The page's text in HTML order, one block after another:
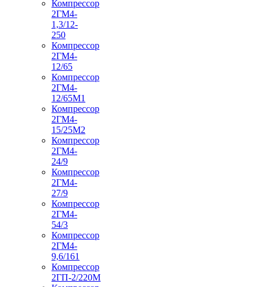
Компрессор
2ГМ4-
1,3/12-
250
Компрессор
2ГМ4-
12/65
Компрессор
2ГМ4-
12/65М1
Компрессор
2ГМ4-
15/25М2
Компрессор
2ГМ4-
24/9
Компрессор
2ГМ4-
27/9
Компрессор
2ГМ4-
54/3
Компрессор
2ГМ4-
9,6/161
Компрессор
2ГП-2/220М